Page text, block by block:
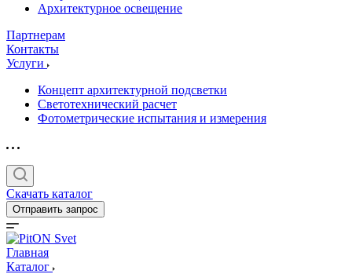
Архитектурное освещение
Партнерам
Контакты
Услуги
Концепт архитектурной подсветки
Светотехнический расчет
Фотометрические испытания и измерения
Скачать каталог
Отправить запрос
Главная
Каталог